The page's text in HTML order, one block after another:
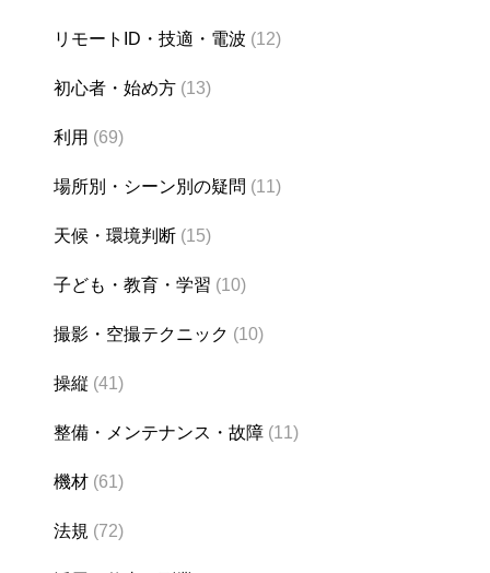
リモートID・技適・電波 (12)
初心者・始め方 (13)
利用 (69)
場所別・シーン別の疑問 (11)
天候・環境判断 (15)
子ども・教育・学習 (10)
撮影・空撮テクニック (10)
操縦 (41)
整備・メンテナンス・故障 (11)
機材 (61)
法規 (72)